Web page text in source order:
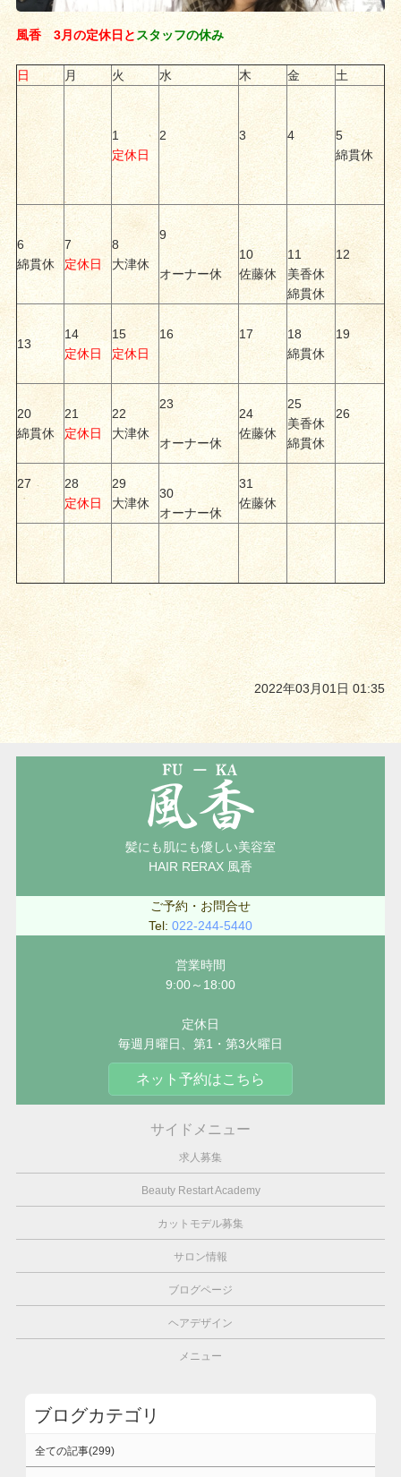
風香 3月の定休日 と スタッフの休み
日 月 火 水 木 金 土
1
定休日
2 3 4
5
綿貫休
6
綿貫休
7
定休日
8
大津休
9
オーナー休
10
佐藤休
11
美香休
綿貫休
12
13
14
定休日
15
定休日
16 17
18
綿貫休
19
20
綿貫休
21
定休日
22
大津休
23
オーナー休
24
佐藤休
25
美香休
綿貫休
26
27
28
定休日
29
大津休
30
オーナー休
31
佐藤休
2022年03月01日 01:35
髪にも肌にも優しい美容室
HAIR RERAX 風香
ご予約・お問合せ
Tel: 022-244-5440
営業時間
9:00～18:00
定休日
毎週月曜日、第1・第3火曜日
ネット予約はこちら
サイドメニュー
求人募集
Beauty Restart Academy
カットモデル募集
サロン情報
ブログページ
ヘアデザイン
メニュー
ブログカテゴリ
全ての記事(299)